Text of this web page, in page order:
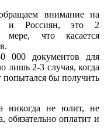
внимание на
и Россиян, это 2
мере, что касается
000 документов для
лишь 2-3 случая, когда
попытался бы получить
никогда не юлит, не
обязательно оплатит и